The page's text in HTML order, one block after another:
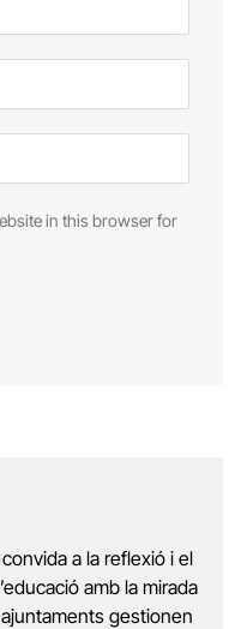
in this browser for
a la reflexió i el
amb la mirada
gestionen